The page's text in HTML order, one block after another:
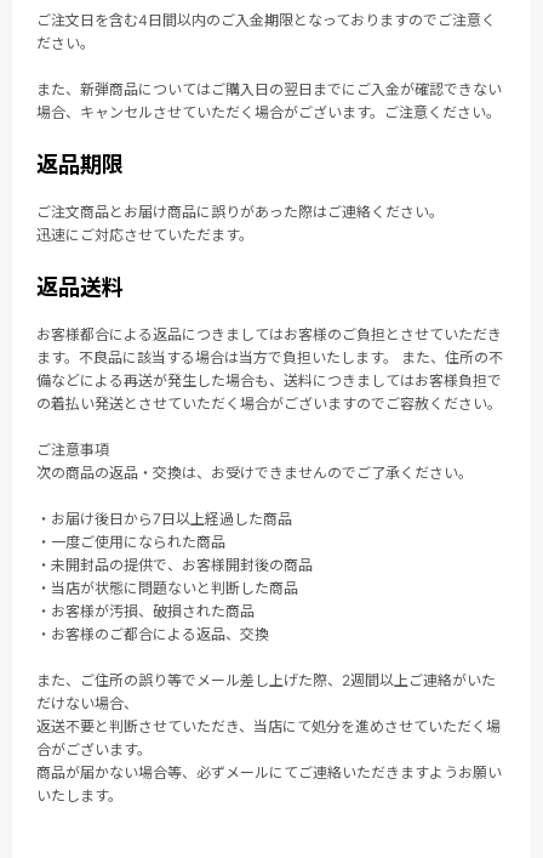
ご注文日を含む4日間以内のご入金期限となっておりますのでご注意く
ださい。
また、新弾商品についてはご購入日の翌日までにご入金が確認できない
場合、キャンセルさせていただく場合がございます。ご注意ください。
返品期限
ご注文商品とお届け商品に誤りがあった際はご連絡ください。
迅速にご対応させていただます。
返品送料
お客様都合による返品につきましてはお客様のご負担とさせていただき
ます。不良品に該当する場合は当方で負担いたします。 また、住所の不
備などによる再送が発生した場合も、送料につきましてはお客様負担で
の着払い発送とさせていただく場合がございますのでご容赦ください。
ご注意事項
次の商品の返品・交換は、お受けできませんのでご了承ください。
・お届け後日から7日以上経過した商品
・一度ご使用になられた商品
・未開封品の提供で、お客様開封後の商品
・当店が状態に問題ないと判断した商品
・お客様が汚損、破損された商品
・お客様のご都合による返品、交換
また、ご住所の誤り等でメール差し上げた際、2週間以上ご連絡がいた
だけない場合、
返送不要と判断させていただき、当店にて処分を進めさせていただく場
合がございます。
商品が届かない場合等、必ずメールにてご連絡いただきますようお願い
いたします。